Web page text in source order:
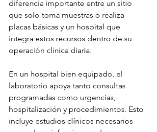
diferencia importante entre un sitio
que solo toma muestras o realiza
placas básicas y un hospital que
integra estos recursos dentro de su
operación clínica diaria.
En un hospital bien equipado, el
laboratorio apoya tanto consultas
programadas como urgencias,
hospitalización y procedimientos. Esto
incluye estudios clínicos necesarios